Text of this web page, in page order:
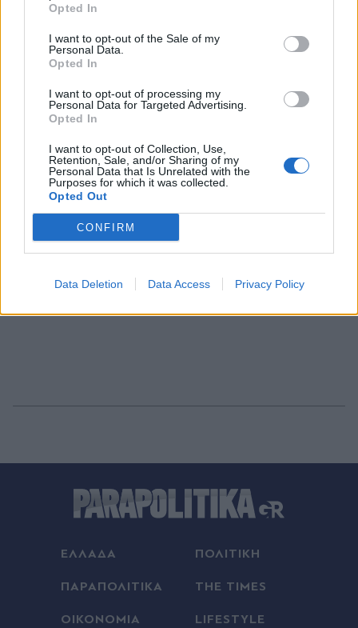
Opted In
I want to opt-out of the Sale of my
Personal Data.
Opted In
I want to opt-out of processing my
Personal Data for Targeted Advertising.
Opted In
I want to opt-out of Collection, Use,
Retention, Sale, and/or Sharing of my
Personal Data that Is Unrelated with the
Purposes for which it was collected.
Opted Out
CONFIRM
Data Deletion Data Access Privacy Policy
ΓΙΑΝΝΗΣ ΚΟΥΡΤΑΚΗΣ
Φοβού τον Πολάκη σε ΕΟ∆Υ και Υγείας
και οι εκλογές στο Εφετείο Αθηνών
1
ΕΛΛΑΔΑ ΠΟΛΙΤΙΚΗ
ΠΑΡΑΠΟΛΙΤΙΚΑ THE TIMES
ΟΙΚΟΝΟΜΙΑ LIFESTYLE
Αποδέχομαι τους
και την πολιτική απορρήτου
X